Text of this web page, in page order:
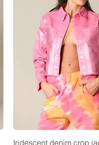
Iridescent denim crop